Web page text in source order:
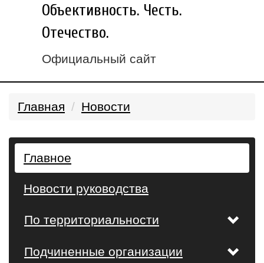
Объективность. Честь.
Отечество.
Официальный сайт
Главная Новости
Главное
Новости руководства
По территориальности
Подчиненные организации